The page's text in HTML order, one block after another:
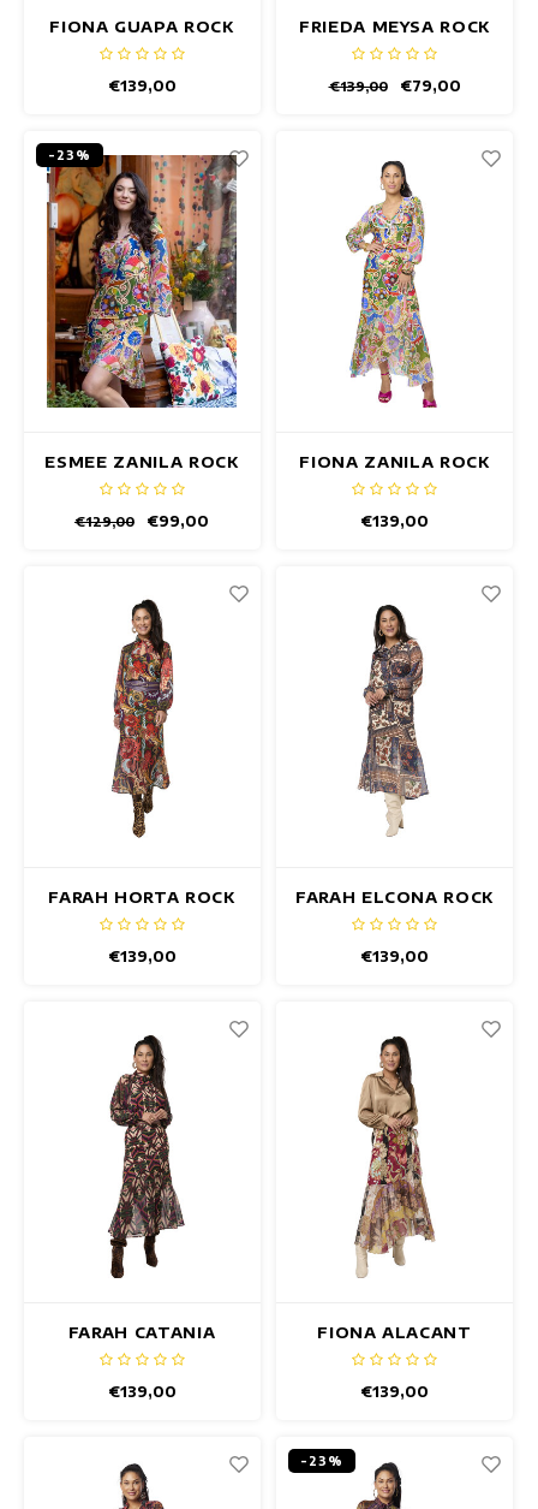
FIONA GUAPA ROCK
€139,00
FRIEDA MEYSA ROCK
€139,00 €79,00
-23%
ESMEE ZANILA ROCK
€129,00 €99,00
FIONA ZANILA ROCK
€139,00
FARAH HORTA ROCK
€139,00
FARAH ELCONA ROCK
€139,00
FARAH CATANIA
ROCK
€139,00
FIONA ALACANT
ROCK
€139,00
-23%